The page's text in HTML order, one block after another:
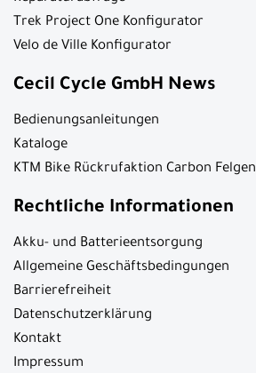
Trek Project One Konfigurator
Velo de Ville Konfigurator
Cecil Cycle GmbH News
Bedienungsanleitungen
Kataloge
KTM Bike Rückrufaktion Carbon Felgen
Rechtliche Informationen
Akku- und Batterieentsorgung
Allgemeine Geschäftsbedingungen
Barrierefreiheit
Datenschutzerklärung
Kontakt
Impressum